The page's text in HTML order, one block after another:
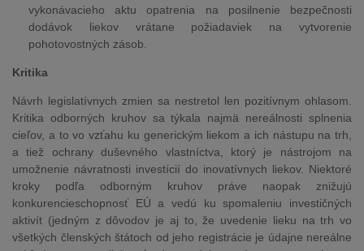
vykonávacieho aktu opatrenia na posilnenie bezpečnosti
dodávok liekov vrátane požiadaviek na vytvorenie
pohotovostných zásob.
Kritika
Návrh legislatívnych zmien sa nestretol len pozitívnym ohlasom.
Kritika odborných kruhov sa týkala najmä nereálnosti splnenia
cieľov, a to vo vzťahu ku generickým liekom a ich nástupu na trh,
a tiež ochrany duševného vlastníctva, ktorý je nástrojom na
umožnenie návratnosti investícií do inovatívnych liekov. Niektoré
kroky podľa odborným kruhov práve naopak znižujú
konkurencieschopnosť EÚ a vedú ku spomaleniu investičných
aktivít (jedným z dôvodov je aj to, že uvedenie lieku na trh vo
všetkých členských štátoch od jeho registrácie je údajne nereálne